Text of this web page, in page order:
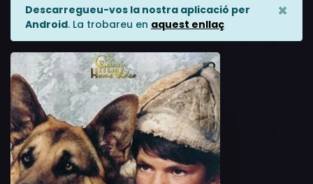
Descarregueu-vos la nostra aplicació per
Android. La trobareu en aquest enllaç
×